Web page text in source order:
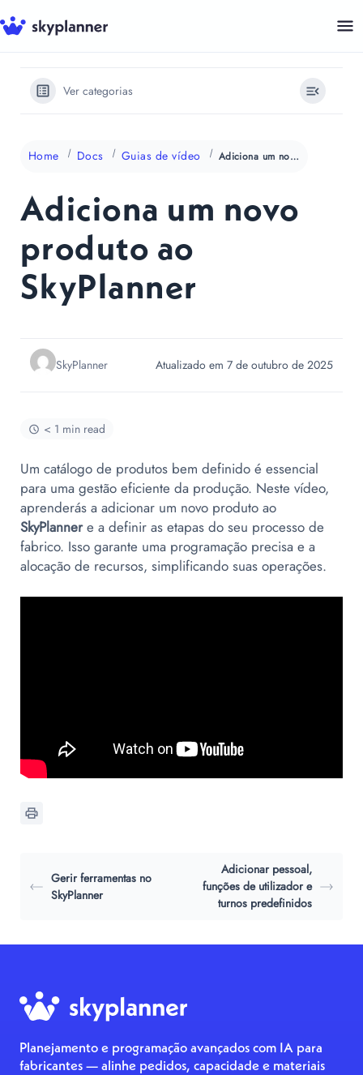
Pular
para
conteúdoVer categorias
Home Docs Guias de vídeo Adiciona um novo produto ao SkyPlanner
Adiciona um novo
produto ao
SkyPlanner
SkyPlanner Atualizado em 7 de outubro de 2025
< 1 min read
Um catálogo de produtos bem definido é essencial
para uma gestão eficiente da produção. Neste vídeo,
aprenderás a adicionar um novo produto ao
SkyPlannere a definir as etapas do seu processo de
fabrico. Isso garante uma programação precisa e a
alocação de recursos, simplificando suas operações.
Gerir ferramentas no
SkyPlanner
Adicionar pessoal,
funções de utilizador e
turnos predefinidos
Planejamento e programação avançados com IA para
fabricantes — alinhe pedidos, capacidade e materiais